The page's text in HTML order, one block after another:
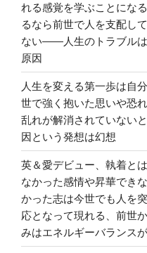
れる感覚を学ぶことにな
るなら前世で人を支配し
ない――人生のトラブル
原因
人生を変える第一歩は自
世で強く抱いた思いや恐
乱れが解消されていない
因という発想は幻想
英＆愛デビュー、執着と
なかった感情や昇華でき
かった志は今世でも人を
応となって現れる、前世
みはエネルギーバランス